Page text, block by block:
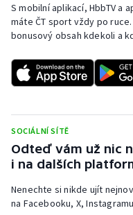
Baseball a softbal
Biatlon
Boby a skeleton
Box
Soutěže
Aplikace ČT sport
AZ kvíz
S mobilní aplikací, HbbTV a
máte ČT sport vždy po
bonusový obsah kdekoli a
SOCIÁLNÍ SÍTĚ
Odteď vám už nic
i na dalších
Nenechte si nikde ujít
na Facebooku, X,